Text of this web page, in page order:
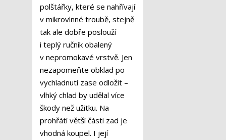
polštářky, které se nahřívají
v mikrovlnné troubě, stejně
tak ale dobře poslouží
i teplý ručník obalený
v nepromokavé vrstvě. Jen
nezapomeňte obklad po
vychladnutí zase odložit –
vlhký chlad by udělal více
škody než užitku. Na
prohřátí větší části zad je
vhodná koupel. I její